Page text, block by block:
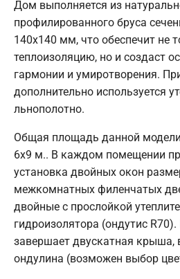
Дом выполняется из
профилированного бруса
140х140 мм, что обеспечит не
теплоизоляцию, но и создаст
гармонии и умиротворения.
дополнительно используется
льнополотно.
Общая площадь данной
6х9 м.. В каждом помещении
установка двойных окон
межкомнатных филенчатых
двойные с прослойкой
гидроизолятора (ондутис
завершает двускатная крыша,
ондулина (возможен выбор